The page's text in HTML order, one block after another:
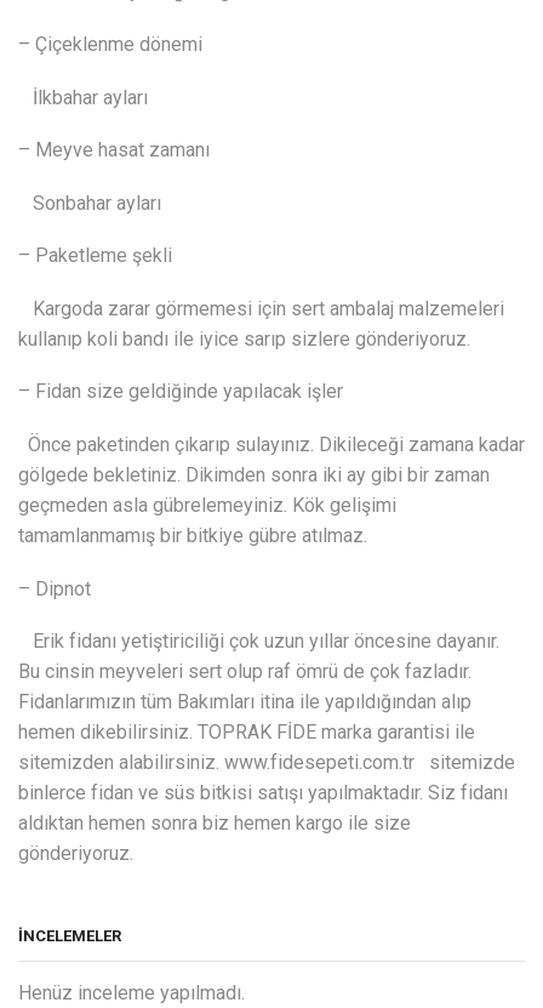
– Çiçeklenme dönemi
İlkbahar ayları
– Meyve hasat zamanı
Sonbahar ayları
– Paketleme şekli
Kargoda zarar görmemesi için sert ambalaj malzemeleri
kullanıp koli bandı ile iyice sarıp sizlere gönderiyoruz.
– Fidan size geldiğinde yapılacak işler
Önce paketinden çıkarıp sulayınız. Dikileceği zamana kadar
gölgede bekletiniz. Dikimden sonra iki ay gibi bir zaman
geçmeden asla gübrelemeyiniz. Kök gelişimi
tamamlanmamış bir bitkiye gübre atılmaz.
– Dipnot
Erik fidanı yetiştiriciliği çok uzun yıllar öncesine dayanır.
Bu cinsin meyveleri sert olup raf ömrü de çok fazladır.
Fidanlarımızın tüm Bakımları itina ile yapıldığından alıp
hemen dikebilirsiniz. TOPRAK FİDE marka garantisi ile
sitemizden alabilirsiniz. www.fidesepeti.com.tr sitemizde
binlerce fidan ve süs bitkisi satışı yapılmaktadır. Siz fidanı
aldıktan hemen sonra biz hemen kargo ile size
gönderiyoruz.
İNCELEMELER
Henüz inceleme yapılmadı.